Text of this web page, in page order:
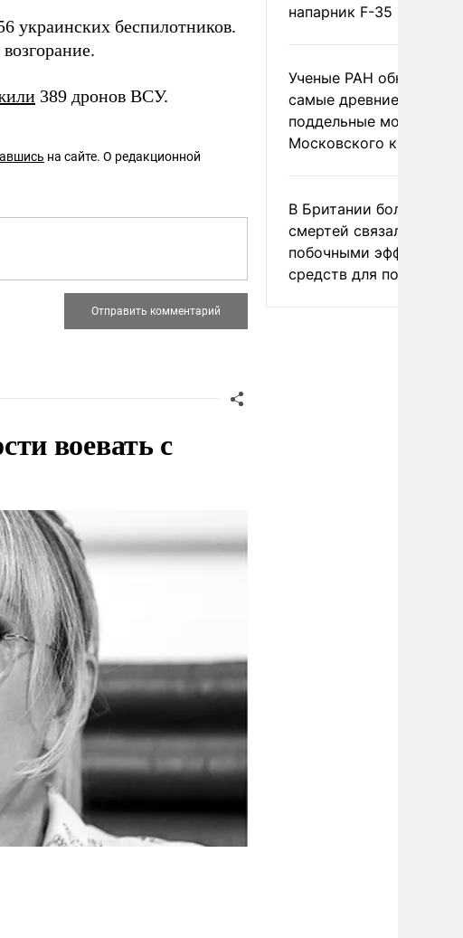
украинских беспилотников.
возгорание.
389 дронов ВСУ.
на сайте. О редакционной
воевать с
напарник F-35
Ученые РАН
самые древние
поддельные монеты
Московского
В Британии более ста
смертей связали с
побочными эффектами
средств для похудения